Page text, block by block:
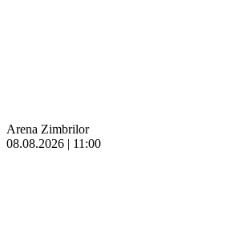
Arena Zimbrilor
08.08.2026 | 11:00